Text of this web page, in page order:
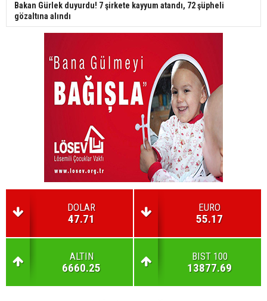
Bakan Gürlek duyurdu! 7 şirkete kayyum atandı, 72 şüpheli
gözaltına alındı
DOLAR
47.71
EURO
55.17
ALTIN
6660.25
BIST 100
13877.69